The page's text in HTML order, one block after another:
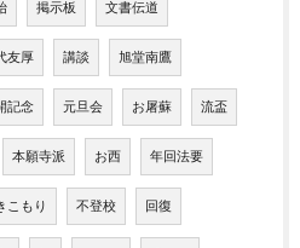
掲示板 文書伝道
友厚 講談 旭堂南鷹
記念 元旦会 お屠蘇 流盃
本願寺派 お西 年回法要
こもり 不登校 回復